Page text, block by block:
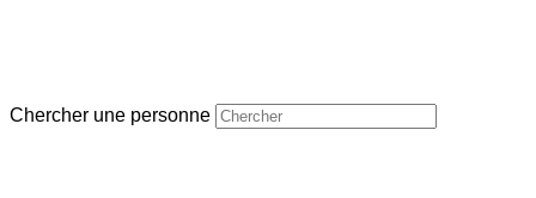
Chercher une personne